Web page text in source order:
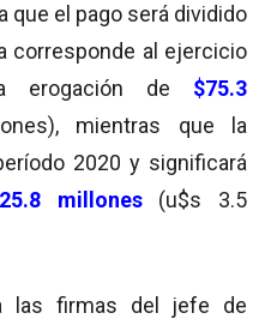
que el pago será dividido
corresponde al ejercicio
erogación de $75.3
mientras que la
2020 y significará
millones
(u$s 3.5
las firmas del jefe de